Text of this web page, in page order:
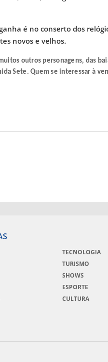
é no conserto dos
novos e velhos.
outros personagens, das
Sete. Quem se interessar à
TECNOLOGIA
TURISMO
SHOWS
ESPORTE
CULTURA